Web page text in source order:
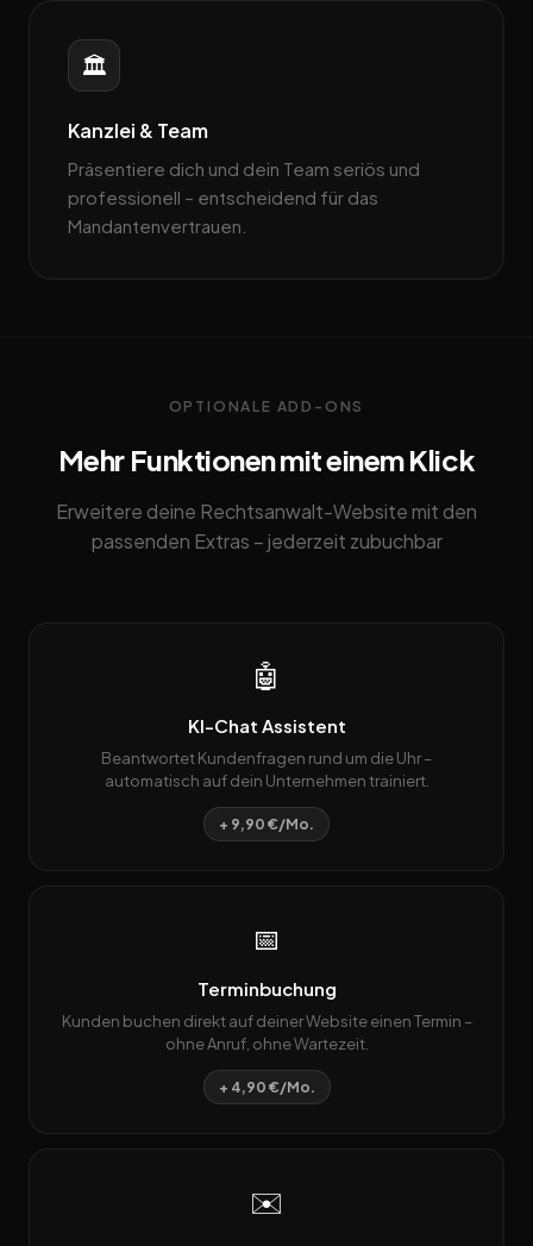
🏛️
Kanzlei & Team
Präsentiere dich und dein Team seriös und
professionell – entscheidend für das
Mandantenvertrauen.
OPTIONALE ADD-ONS
Mehr Funktionen mit einem Klick
Erweitere deine Rechtsanwalt-Website mit den
passenden Extras – jederzeit zubuchbar
🤖
KI-Chat Assistent
Beantwortet Kundenfragen rund um die Uhr –
automatisch auf dein Unternehmen trainiert.
+ 9,90 €/Mo.
📅
Terminbuchung
Kunden buchen direkt auf deiner Website einen Termin –
ohne Anruf, ohne Wartezeit.
+ 4,90 €/Mo.
✉️